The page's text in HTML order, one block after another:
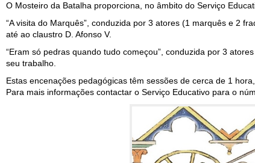
O Mosteiro da Batalha proporciona, no âmbito do Serviço
“A visita do Marquês”, conduzida por 3 atores (1 marquês e 2
até ao claustro D. Afonso V.
“Eram só pedras quando tudo começou”, conduzida por 3
seu trabalho.
Estas encenações pedagógicas têm sessões de cerca de 1
Para mais informações contactar o Serviço Educativo para o